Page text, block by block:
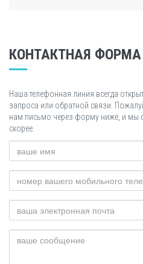
КОНТАКТНАЯ ФОРМА
Наша телефонная линия всегда
запроса или обратной связи.
нам письмо через форму ниже, и мы
скорее.